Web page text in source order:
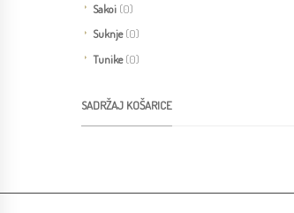
Sakoi (0)
Suknje (0)
Tunike (0)
SADRŽAJ KOŠARICE